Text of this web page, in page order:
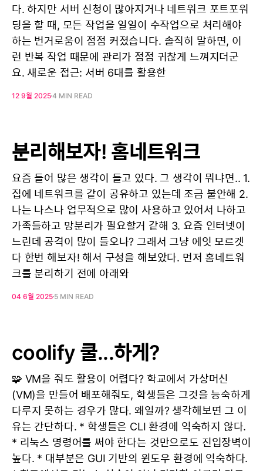
다. 하지만 서버 신청이 많아지거나 네트워크 포트포워
딩을 할 때, 모든 작업을 일일이 수작업으로 처리해야
하는 번거로움이 점점 커졌습니다. 솔직히 말하면, 이
런 반복 작업 때문에 관리가 점점 귀찮게 느껴지더군
요. 새로운 접근: 서버 6대를 활용한
12 9월 20254 MIN READ
분리해보자! 홈네트워크
요즘 들어 많은 생각이 들고 있다. 그 생각이 뭐냐면.. 1.
집에 네트워크를 같이 공유하고 있는데 조금 불안해 2.
나는 나스나 업무적으로 많이 사용하고 있어서 나하고
가족들하고 망분리가 필요할거 같해 3. 요즘 인터넷이
느린데 공격이 많이 들오나? 그래서 그냥 에잇 모르겟
다 한번 해보자! 해서 구성을 해보았다. 먼저 홈네트워
크를 분리하기 전에 아래와
04 6월 2025 5 MIN READ
coolify 쿨...하게?
🧩 VM을 줘도 활용이 어렵다? 학교에서 가상머신
(VM)을 만들어 배포해줘도, 학생들은 그것을 능숙하게
다루지 못하는 경우가 많다. 왜일까? 생각해보면 그 이
유는 간단하다. * 학생들은 CLI 환경에 익숙하지 않다.
* 리눅스 명령어를 써야 한다는 것만으로도 진입장벽이
높다. * 대부분은 GUI 기반의 윈도우 환경에 익숙하다.